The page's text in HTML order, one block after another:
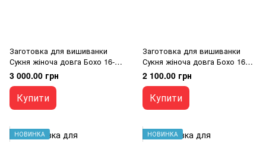
Заготовка для вишиванки
Сукня жіноча довга Бохо 16-1
ТМ "Світанок"
3 000.00 грн
Купити
Заготовка для вишиванки
Сукня жіноча довга Бохо 16
ТМ "Світанок"
2 100.00 грн
Купити
НОВИНКА НОВИНКА